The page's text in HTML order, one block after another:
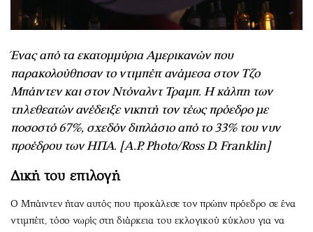
Ένας από τα εκατομμύρια Αμερικανών που
παρακολούθησαν το ντιμπέιτ ανάμεσα στον Τζο
Μπάιντεν και στον Ντόναλντ Τραμπ. Η κάλπη των
τηλεθεατών ανέδειξε νικητή τον τέως πρόεδρο με
ποσοστό 67%, σχεδόν διπλάσιο από το 33% του νυν
προέδρου των ΗΠΑ. [A.P. Photo/Ross D. Franklin]
Δική του επιλογή
Ο Μπάιντεν ήταν αυτός που προκάλεσε τον πρώην πρόεδρο σε ένα
ντιμπέιτ, τόσο νωρίς στη διάρκεια του εκλογικού κύκλου για να